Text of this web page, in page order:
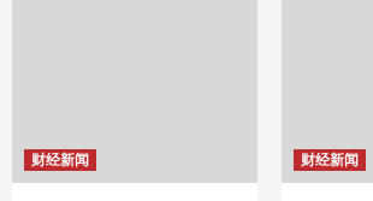
财经新闻 财经新闻